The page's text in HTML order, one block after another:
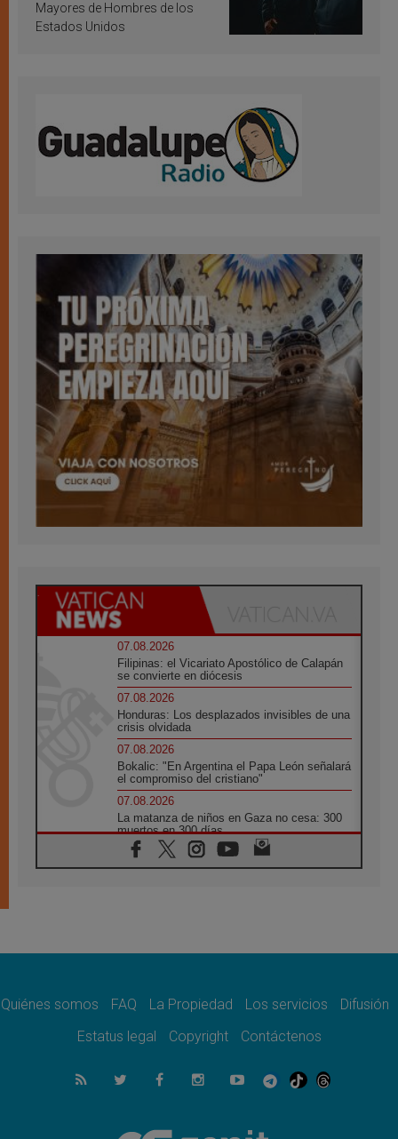
Mayores de Hombres de los
Estados Unidos
07.08.2026
Filipinas: el Vicariato Apostólico de Calapán
se convierte en diócesis
07.08.2026
Honduras: Los desplazados invisibles de una
crisis olvidada
07.08.2026
Bokalic: "En Argentina el Papa León señalará
el compromiso del cristiano"
07.08.2026
La matanza de niños en Gaza no cesa: 300
muertos en 300 días
07.08.2026
Tagle: La guerra desfigura el mundo, solo la
como misión al servicio del Evangelio
SIGNIS 2026, dar voz a las religiosas en el
07.08.2026
Lanzan un proyecto de empoderamiento
Quiénes somos FAQ La Propiedad Los servicios
Difusión
Estatus legal
Copyright Contáctenos